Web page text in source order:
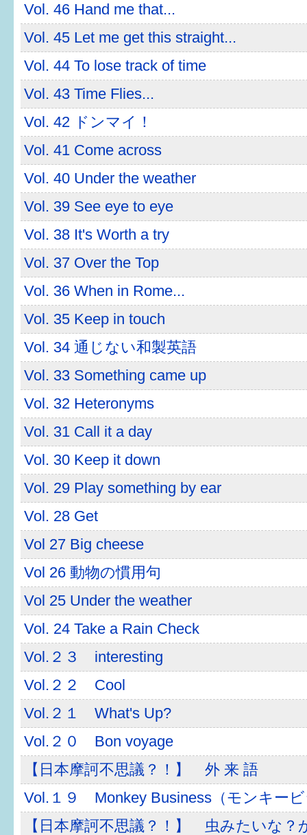
Vol. 46 Hand me that...
Vol. 45 Let me get this straight...
Vol. 44 To lose track of time
Vol. 43 Time Flies...
Vol. 42 ドンマイ！
Vol. 41 Come across
Vol. 40 Under the weather
Vol. 39 See eye to eye
Vol. 38 It's Worth a try
Vol. 37 Over the Top
Vol. 36 When in Rome...
Vol. 35 Keep in touch
Vol. 34 通じない和製英語
Vol. 33 Something came up
Vol. 32 Heteronyms
Vol. 31 Call it a day
Vol. 30 Keep it down
Vol. 29 Play something by ear
Vol. 28 Get
Vol 27 Big cheese
Vol 26 動物の慣用句
Vol 25 Under the weather
Vol. 24 Take a Rain Check
Vol.２３ interesting
Vol.２２ Cool
Vol.２１ What's Up?
Vol.２０ Bon voyage
【日本摩訶不思議？！】 外 来 語
Vol.１９ Monkey Business（モンキー
【日本摩訶不思議？！】 虫みたいな？
さまざまな支援
子育てカレンダー
妊娠
出産〜3か月
3か月〜6か月
6か月〜1歳
1歳〜3歳
3歳〜就学前
就学後〜
子育てマップ
イベントレポート
なるほどコラム
メールマガジン
はぐくむ.net相談コーナー
みんなの知恵袋
子育て情報誌「ほっと」
食育
福井市図書館オススメの本
お出かけ情報
病気・けが 基本情報
パパもママも子育て
ワンポイント英会話
ソーシャルメディア
すまいるサポート行事案内